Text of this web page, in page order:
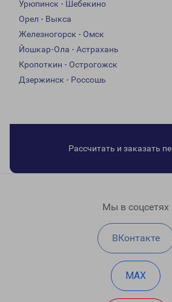
Урюпинск - Шебекино
Орел - Выкса
Железногорск - Омск
Йошкар-Ола - Астрахань
Кропоткин - Острогожск
Дзержинск - Россошь
Рассчитать и заказать
Мы в соцсетях
ВКонтакте
MAX